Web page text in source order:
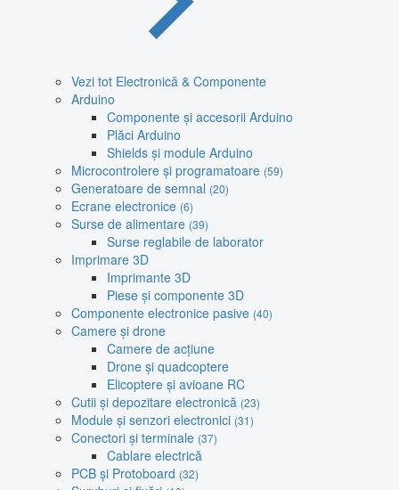
Vezi tot Electronică & Componente
Arduino
Componente și accesorii Arduino
Plăci Arduino
Shields și module Arduino
Microcontrolere și programatoare (59)
Generatoare de semnal (20)
Ecrane electronice (6)
Surse de alimentare (39)
Surse reglabile de laborator
Imprimare 3D
Imprimante 3D
Piese și componente 3D
Componente electronice pasive (40)
Camere și drone
Camere de acțiune
Drone și quadcoptere
Elicoptere și avioane RC
Cutii și depozitare electronică (23)
Module și senzori electronici (31)
Conectori și terminale (37)
Cablare electrică
PCB și Protoboard (32)